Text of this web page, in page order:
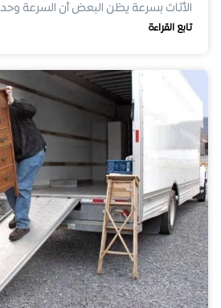
الأثاث بسرعة يظن البعض أن السرعة
تابع القراءة